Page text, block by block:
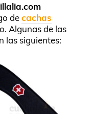
decachas
Algunas de las
las siguientes: